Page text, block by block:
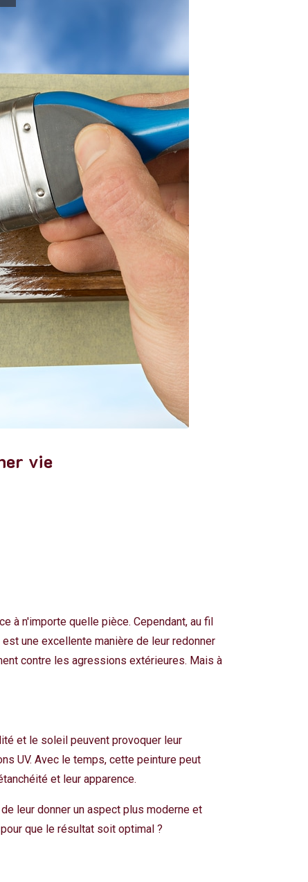
vie
à n'importe quelle pièce. Cependant, au fil
une excellente manière de leur redonner
contre les agressions extérieures. Mais à
et le soleil peuvent provoquer leur
UV. Avec le temps, cette peinture peut
et leur apparence.
leur donner un aspect plus moderne et
que le résultat soit optimal ?